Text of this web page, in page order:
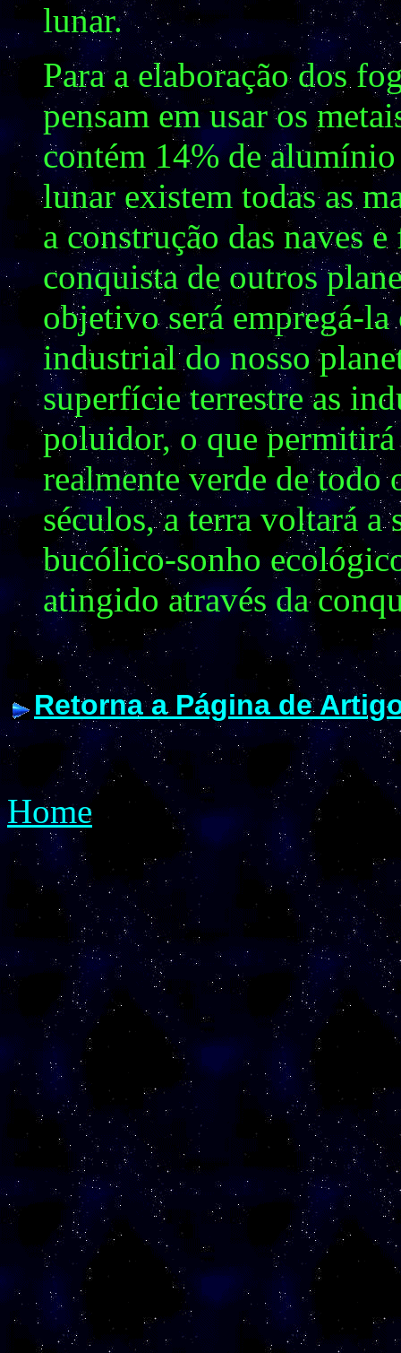
lunar.
Para a elaboração dos
pensam em usar os
contém 14% de
lunar existem todas as
a construção das naves
conquista de outros
objetivo será empregá-
industrial do nosso
superfície terrestre as
poluidor, o que
realmente verde de todo
séculos, a terra voltará a
bucólico-sonho
atingido através da
Retorna a Página de
Home